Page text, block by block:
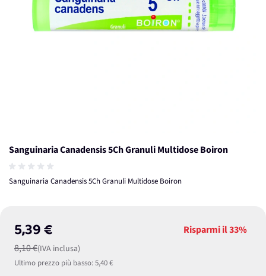
Sanguinaria Canadensis 5Ch Granuli Multidose Boiron
Sanguinaria Canadensis 5Ch Granuli Multidose Boiron
5,39 €
8,10 €(IVA inclusa)
Risparmi il33%
Ultimo prezzo più basso:5,40 €